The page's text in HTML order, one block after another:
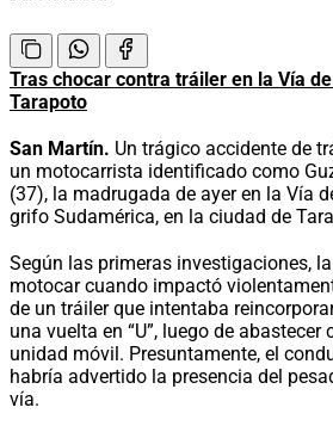
Tras chocar contra tráiler en la Vía
Tarapoto
San Martín. Un trágico accidente de
un motocarrista identificado como
(37), la madrugada de ayer en la Vía
grifo Sudamérica, en la ciudad de
Según las primeras investigaciones,
motocar cuando impactó
de un tráiler que intentaba
una vuelta en “U”, luego de
unidad móvil. Presuntamente, el
habría advertido la presencia del
vía.